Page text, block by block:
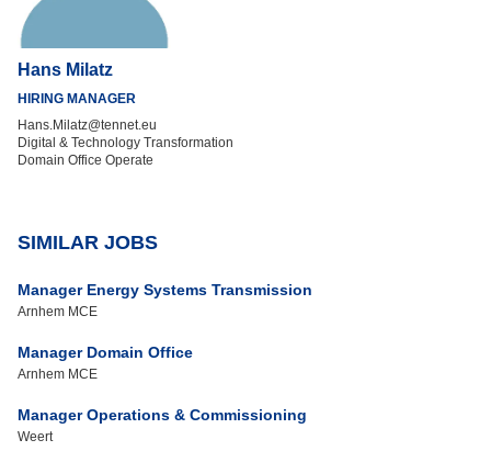
Hans Milatz
HIRING MANAGER
Hans.Milatz@tennet.eu
Digital & Technology Transformation
Domain Office Operate
SIMILAR JOBS
Manager Energy Systems Transmission
Arnhem MCE
Manager Domain Office
Arnhem MCE
Manager Operations & Commissioning
Weert